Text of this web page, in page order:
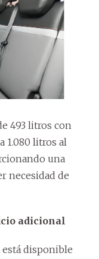
493 litros con
1.080 litros al
una
necesidad de
adicional
está disponible